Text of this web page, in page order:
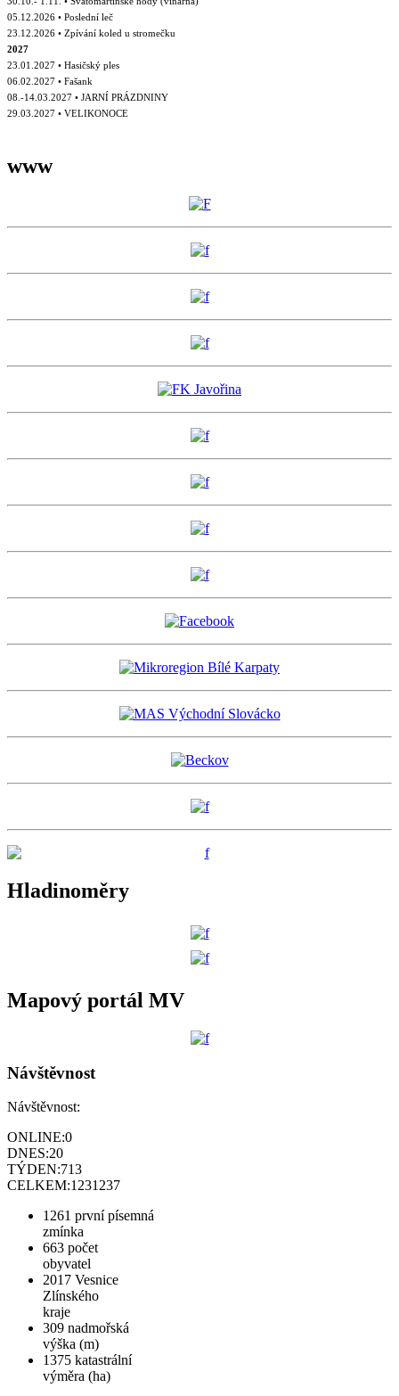
05.12.2026 • Poslední leč
23.12.2026 • Zpívání koled u stromečku
2027
23.01.2027 • Hasičský ples
06.02.2027 • Fašank
08.-14.03.2027 • JARNÍ PRÁZDNINY
29.03.2027 • VELIKONOCE
www
Hladinoměry
Mapový portál MV
Návštěvnost
Návštěvnost:
ONLINE:0
DNES:20
TÝDEN:713
CELKEM:1231237
1261 první písemná
zmínka
663 počet
obyvatel
2017 Vesnice
Zlínského
kraje
309 nadmořská
výška (m)
1375 katastrální
výměra (ha)